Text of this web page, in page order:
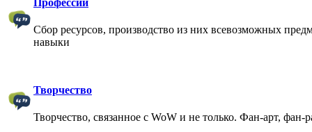
Профессии
Сбор ресурсов, производство из них всевозможных
навыки
Творчество
Творчество, связанное с WoW и не только. Фан-арт, фан-